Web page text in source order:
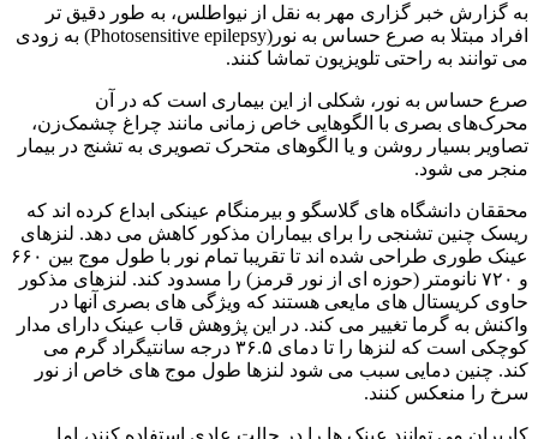
به گزارش خبر گزاری مهر به نقل از نیواطلس، به طور دقیق تر
افراد مبتلا به صرع حساس به نور(Photosensitive epilepsy) به زودی
می توانند به راحتی تلویزیون تماشا کنند.
صرع حساس به نور، شکلی از این بیماری است که در آن
محرک‌های بصری با الگوهایی خاص زمانی مانند چراغ چشمک‌زن،
تصاویر بسیار روشن و یا الگوهای متحرک تصویری به تشنج در بیمار
منجر می شود.
محققان دانشگاه های گلاسگو و بیرمنگام عینکی ابداع کرده اند که
ریسک چنین تشنجی را برای بیماران مذکور کاهش می دهد. لنزهای
عینک طوری طراحی شده اند تا تقریبا تمام نور با طول موج بین ۶۶۰
و ۷۲۰ نانومتر (حوزه ای از نور قرمز) را مسدود کند. لنزهای مذکور
حاوی کریستال های مایعی هستند که ویژگی های بصری آنها در
واکنش به گرما تغییر می کند. در این پژوهش قاب عینک دارای مدار
کوچکی است که لنزها را تا دمای ۳۶.۵ درجه سانتیگراد گرم می
کند. چنین دمایی سبب می شود لنزها طول موج های خاص از نور
سرخ را منعکس کنند.
کاربران می توانند عینک ها را در حالت عادی استفاده کنند، اما